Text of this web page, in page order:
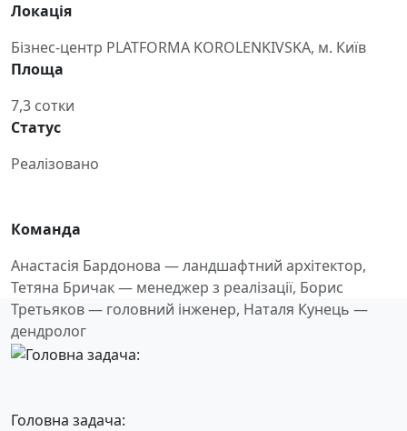
Локація
Бізнес-центр PLATFORMA KOROLENKIVSKA, м. Київ
Площа
7,3 сотки
Статус
Реалізовано
Команда
Анастасія Бардонова — ландшафтний архітектор,
Тетяна Бричак — менеджер з реалізації, Борис
Третьяков — головний інженер, Наталя Кунець —
дендролог
Головна задача: